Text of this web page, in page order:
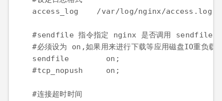
access_log
/var/log/nginx/access.log;
    #sendfile
指令指定 nginx 是否调用 sendfile
    #
必须设为 on,如果用来进行下载等应用磁盘IO重负载
sendfile
on;
    #tcp_nopush     on;
    #
连接超时时间